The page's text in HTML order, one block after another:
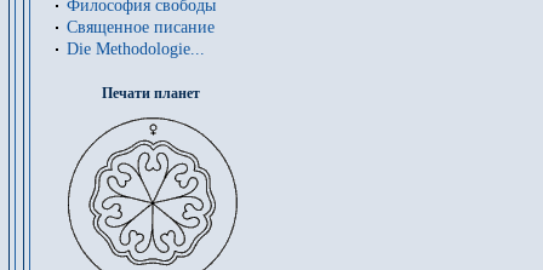
Философия cвободы
Священное писание
Die Methodologie...
Печати планет